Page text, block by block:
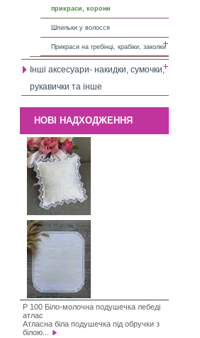
прикраси, корони
Шпильки у волосся
Прикраси на гребінці, крабіки, заколки
Інші аксесуари- накидки, сумочки,
рукавички та інше
НОВІ НАДХОДЖЕННЯ
P 100 Біло-молочна подушечка лебеді
атлас
Атласна біла подушечка під обручки з
білою...